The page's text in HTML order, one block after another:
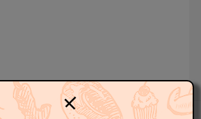
-
-